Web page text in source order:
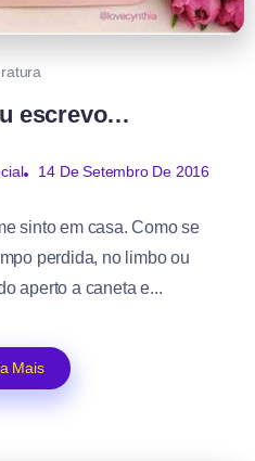
escrevo…
14 De Setembro De 2016
sinto em casa. Como se
perdida, no limbo ou
aperto a caneta e...
Mais